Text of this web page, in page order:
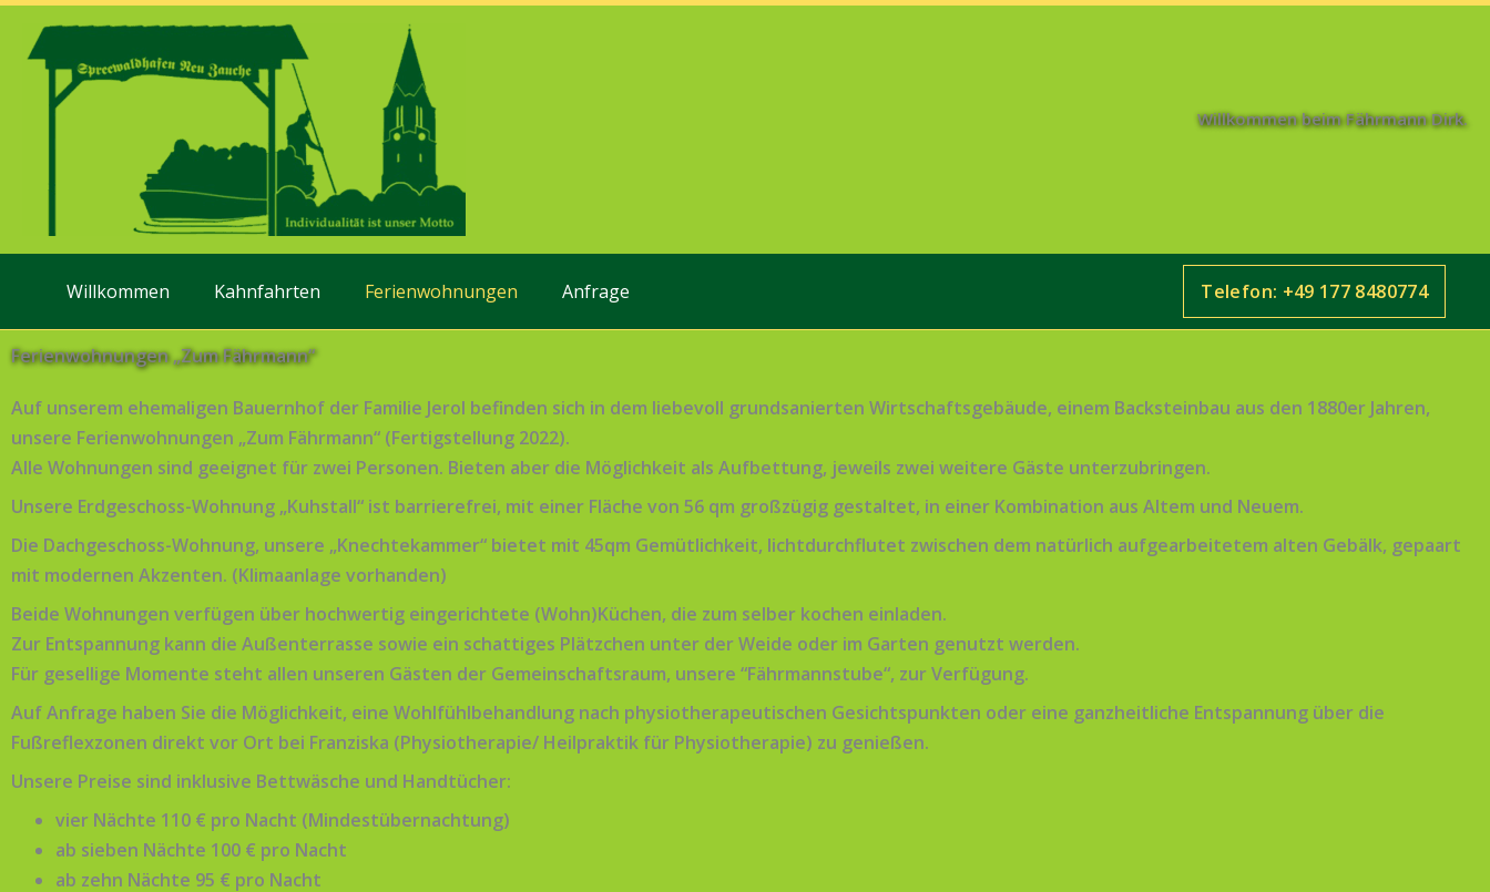
Zum
Inhalt
springen
Willkommen beim Fährmann Dirk.
Willkommen Kahnfahrten Ferienwohnungen Anfrage Telefon: +49 177 8480774
Ferienwohnungen „Zum Fährmann“
Auf unserem ehemaligen Bauernhof der Familie Jerol befinden sich in dem liebevoll grundsanierten Wirtschaftsgebäude, einem Backsteinbau aus den 1880er Jahren,
unsere Ferienwohnungen „Zum Fährmann“ (Fertigstellung 2022).
Alle Wohnungen sind geeignet für zwei Personen. Bieten aber die Möglichkeit als Aufbettung, jeweils zwei weitere Gäste unterzubringen.
Unsere Erdgeschoss-Wohnung „Kuhstall“ ist barrierefrei, mit einer Fläche von 56 qm großzügig gestaltet, in einer Kombination aus Altem und Neuem.
Die Dachgeschoss-Wohnung, unsere „Knechtekammer“ bietet mit 45qm Gemütlichkeit, lichtdurchflutet zwischen dem natürlich aufgearbeitetem alten Gebälk, gepaart
mit modernen Akzenten. (Klimaanlage vorhanden)
Beide Wohnungen verfügen über hochwertig eingerichtete (Wohn)Küchen, die zum selber kochen einladen.
Zur Entspannung kann die Außenterrasse sowie ein schattiges Plätzchen unter der Weide oder im Garten genutzt werden.
Für gesellige Momente steht allen unseren Gästen der Gemeinschaftsraum, unsere “Fährmannstube“, zur Verfügung.
Auf Anfrage haben Sie die Möglichkeit, eine Wohlfühlbehandlung nach physiotherapeutischen Gesichtspunkten oder eine ganzheitliche Entspannung über die
Fußreflexzonen direkt vor Ort bei Franziska (Physiotherapie/ Heilpraktik für Physiotherapie) zu genießen.
Unsere Preise sind inklusive Bettwäsche und Handtücher:
vier Nächte 110 € pro Nacht (Mindestübernachtung)
ab sieben Nächte 100 € pro Nacht
ab zehn Nächte 95 € pro Nacht